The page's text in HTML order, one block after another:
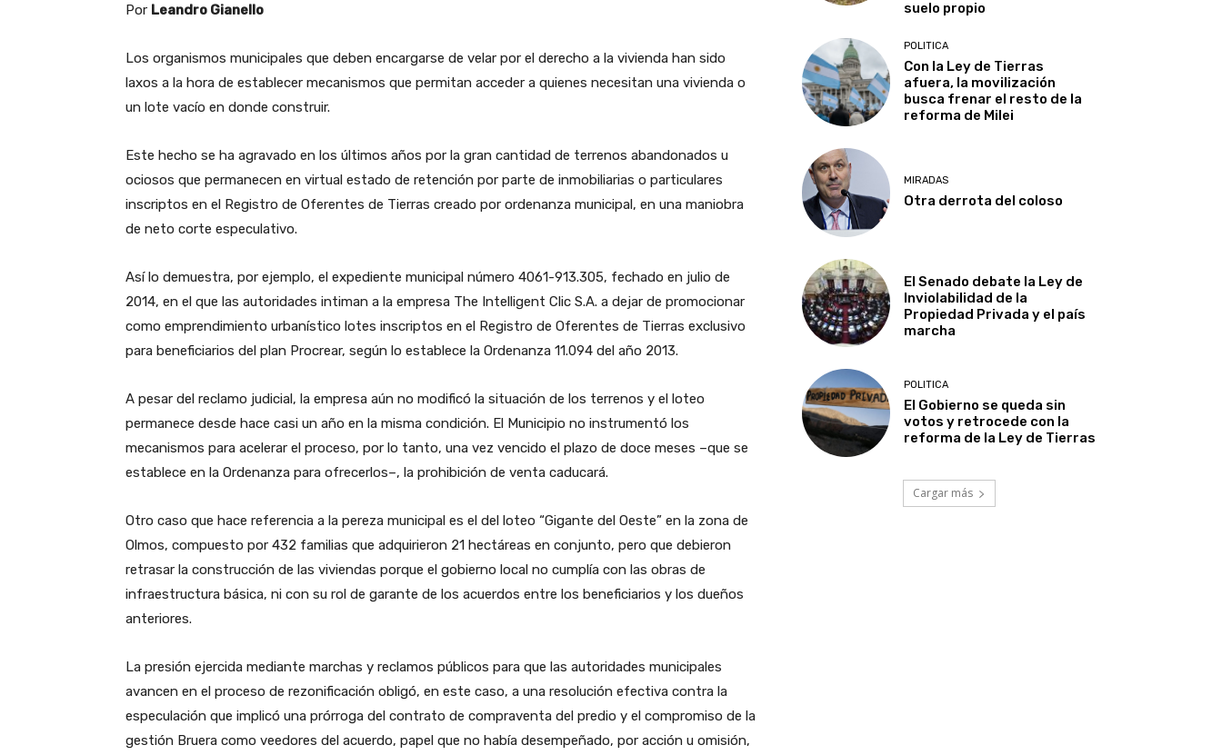
Por Leandro Gianello
Los organismos municipales que deben encargarse de velar por el derecho a la vivienda han sido
laxos a la hora de establecer mecanismos que permitan acceder a quienes necesitan una vivienda o
un lote vacío en donde construir.
Este hecho se ha agravado en los últimos años por la gran cantidad de terrenos abandonados u
ociosos que permanecen en virtual estado de retención por parte de inmobiliarias o particulares
inscriptos en el Registro de Oferentes de Tierras creado por ordenanza municipal, en una maniobra
de neto corte especulativo.
Así lo demuestra, por ejemplo, el expediente municipal número 4061-913.305, fechado en julio de
2014, en el que las autoridades intiman a la empresa The Intelligent Clic S.A. a dejar de promocionar
como emprendimiento urbanístico lotes inscriptos en el Registro de Oferentes de Tierras exclusivo
para beneficiarios del plan Procrear, según lo establece la Ordenanza 11.094 del año 2013.
A pesar del reclamo judicial, la empresa aún no modificó la situación de los terrenos y el loteo
permanece desde hace casi un año en la misma condición. El Municipio no instrumentó los
mecanismos para acelerar el proceso, por lo tanto, una vez vencido el plazo de doce meses –que se
establece en la Ordenanza para ofrecerlos–, la prohibición de venta caducará.
Otro caso que hace referencia a la pereza municipal es el del loteo “Gigante del Oeste” en la zona de
Olmos, compuesto por 432 familias que adquirieron 21 hectáreas en conjunto, pero que debieron
retrasar la construcción de las viviendas porque el gobierno local no cumplía con las obras de
infraestructura básica, ni con su rol de garante de los acuerdos entre los beneficiarios y los dueños
anteriores.
La presión ejercida mediante marchas y reclamos públicos para que las autoridades municipales
avancen en el proceso de rezonificación obligó, en este caso, a una resolución efectiva contra la
especulación que implicó una prórroga del contrato de compraventa del predio y el compromiso de la
gestión Bruera como veedores del acuerdo, papel que no había desempeñado, por acción u omisión,
suelo propio
POLITICA
Con la Ley de Tierras
afuera, la movilización
busca frenar el resto de la
reforma de Milei
MIRADAS
Otra derrota del coloso
El Senado debate la Ley de
Inviolabilidad de la
Propiedad Privada y el país
marcha
POLITICA
El Gobierno se queda sin
votos y retrocede con la
reforma de la Ley de Tierras
Cargar más